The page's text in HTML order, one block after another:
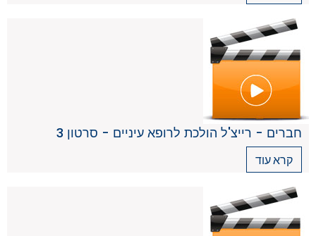
חברים - רייצ'ל הולכת לרופא עיניים - סרטון 3
קרא עוד